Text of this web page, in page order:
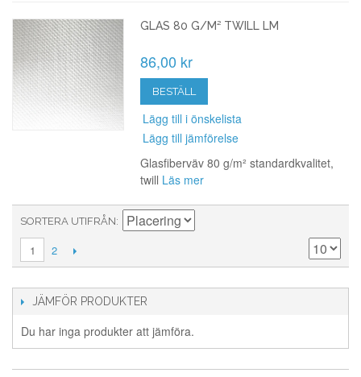
GLAS 80 G/M² TWILL LM
86,00 kr
BESTÄLL
Lägg till i önskelista
Lägg till jämförelse
Glasfiberväv 80 g/m² standardkvalitet,
twill Läs mer
SORTERA UTIFRÅN
1 2
JÄMFÖR PRODUKTER
Du har inga produkter att jämföra.